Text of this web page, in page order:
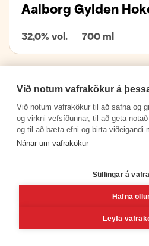
Við notum vafrakökur á
Við notum vafrakökur til að safna og
og virkni vefsíðunnar, til að geta
og til að bæta efni og birta viðeigandi
Nánar um vafrakökur
Stillingar á
Hafna
Leyfa
Aalborg Gylden
32,0% vol. 700 ml